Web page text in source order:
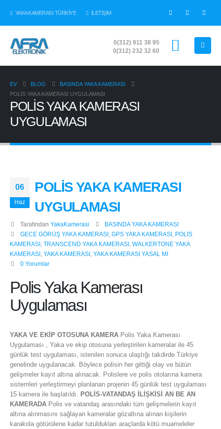
YAKA KAMERASI TÜRKİYE İLETİŞİM
0(312) 911 38 95
0(312) 232 32 60
EV BLOG
BASINDA YAKA KAMERASI
POLİS YAKA KAMERASI UYGULAMASI
POLİS YAKA KAMERASI
UYGULAMASI
06
Haz
POLİS YAKA KAMERASI
UYGULAMASI
Tarafından YakaKamerasi
BASINDA YAKA KAMERASI
GECE GÖRÜŞ YAKA KAMERASI, GPS YAKA KAMERASI, POLİS
KAMERASI TRANSCEND YAKA KAMERASI WALKERTONE YAKA
KAMERASI YAKA KAMERASI YAKA KAMERASI YASAL MI
0 Yorumlar
Polis Yaka Kamerası
Uygulaması
YAKA VE EKİP OTOSUNA KAMERA Polis Yaka Kamerası
Uygulaması , Yaka ve ekip otosuna yerleştirilen kameralar ile 45
günlük test uygulaması, istenilen sonuca ulaştığı takdirde Türkiye
genelinde uygulanacak. Böylece polisin her gittiği olay ve bütün
gelişmeler kayıt altına alınacak. Polislere ve polis otolarına kamera
sistemleri yerleştirmeyi planlanan projenin 45 günlük test uygulaması
15 kamera ile başlatıldı. POLİS-VATANDAŞ İLİŞKİSİ AN BE AN
KAMERADA Polis ve vatandaş arasındaki tüm gelişmelerin kayıt
altına alınmasını sağlayan kameralar gözaltına alınan kişilerin
karakola götürülene kadar tutuldukları araçlarda kötü muameleler